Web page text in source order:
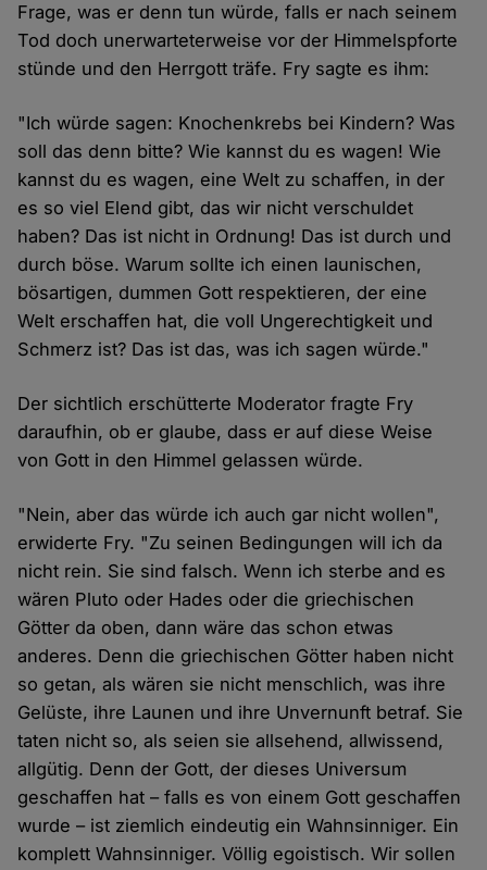
Frage, was er denn tun würde, falls er nach seinem
Tod doch unerwarteterweise vor der Himmelspforte
stünde und den Herrgott träfe. Fry sagte es ihm:
"Ich würde sagen: Knochenkrebs bei Kindern? Was
soll das denn bitte? Wie kannst du es wagen! Wie
kannst du es wagen, eine Welt zu schaffen, in der
es so viel Elend gibt, das wir nicht verschuldet
haben? Das ist nicht in Ordnung! Das ist durch und
durch böse. Warum sollte ich einen launischen,
bösartigen, dummen Gott respektieren, der eine
Welt erschaffen hat, die voll Ungerechtigkeit und
Schmerz ist? Das ist das, was ich sagen würde."
Der sichtlich erschütterte Moderator fragte Fry
daraufhin, ob er glaube, dass er auf diese Weise
von Gott in den Himmel gelassen würde.
"Nein, aber das würde ich auch gar nicht wollen",
erwiderte Fry. "Zu seinen Bedingungen will ich da
nicht rein. Sie sind falsch. Wenn ich sterbe and es
wären Pluto oder Hades oder die griechischen
Götter da oben, dann wäre das schon etwas
anderes. Denn die griechischen Götter haben nicht
so getan, als wären sie nicht menschlich, was ihre
Gelüste, ihre Launen und ihre Unvernunft betraf. Sie
taten nicht so, als seien sie allsehend, allwissend,
allgütig. Denn der Gott, der dieses Universum
geschaffen hat – falls es von einem Gott geschaffen
wurde – ist ziemlich eindeutig ein Wahnsinniger. Ein
komplett Wahnsinniger. Völlig egoistisch. Wir sollen